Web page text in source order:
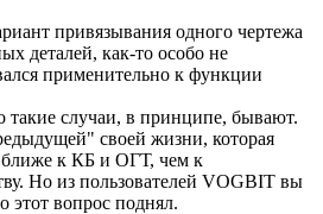
привязывания одного чертежа
деталей, как-то особо не
применительно к функции
такие случаи, в принципе, бывают.
своей жизни, которая
ближе к КБ и ОГТ, чем к
Но из пользователей VOGBIT вы
этот вопрос поднял.